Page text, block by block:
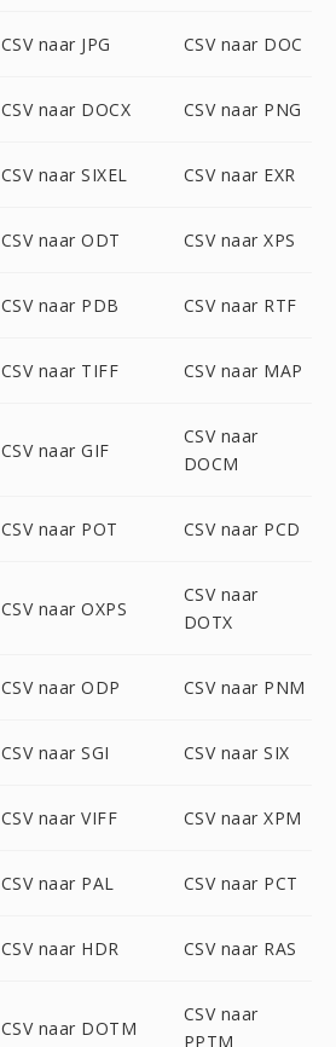
CSV naar JPG CSV naar DOC
CSV naar DOCX CSV naar PNG
CSV naar SIXEL CSV naar EXR
CSV naar ODT CSV naar XPS
CSV naar PDB CSV naar RTF
CSV naar TIFF CSV naar MAP
CSV naar GIF
CSV naar
DOCM
CSV naar POT CSV naar PCD
CSV naar OXPS
CSV naar
DOTX
CSV naar ODP CSV naar PNM
CSV naar SGI CSV naar SIX
CSV naar VIFF CSV naar XPM
CSV naar PAL CSV naar PCT
CSV naar HDR CSV naar RAS
CSV naar DOTM
CSV naar
PPTM